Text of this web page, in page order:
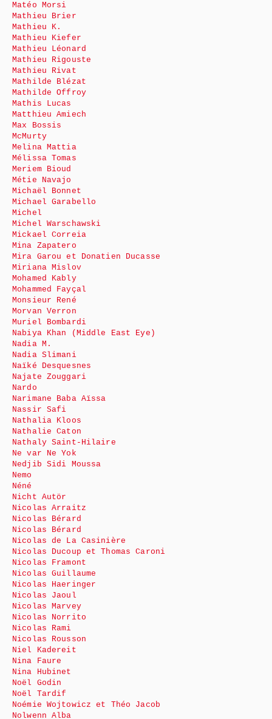
Matéo Morsi
Mathieu Brier
Mathieu K.
Mathieu Kiefer
Mathieu Léonard
Mathieu Rigouste
Mathieu Rivat
Mathilde Blézat
Mathilde Offroy
Mathis Lucas
Matthieu Amiech
Max Bossis
McMurty
Melina Mattia
Mélissa Tomas
Meriem Bioud
Métie Navajo
Michaël Bonnet
Michael Garabello
Michel
Michel Warschawski
Mickael Correia
Mina Zapatero
Mira Garou et Donatien Ducasse
Miriana Mislov
Mohamed Kably
Mohammed Fayçal
Monsieur René
Morvan Verron
Muriel Bombardi
Nabiya Khan (Middle East Eye)
Nadia M.
Nadia Slimani
Naïké Desquesnes
Najate Zouggari
Nardo
Narimane Baba Aïssa
Nassir Safi
Nathalia Kloos
Nathalie Caton
Nathaly Saint-Hilaire
Ne var Ne Yok
Nedjib Sidi Moussa
Nemo
Néné
Nicht Autör
Nicolas Arraitz
Nicolas Bérard
Nicolas Bérard
Nicolas de La Casinière
Nicolas Ducoup et Thomas Caroni
Nicolas Framont
Nicolas Guillaume
Nicolas Haeringer
Nicolas Jaoul
Nicolas Marvey
Nicolas Norrito
Nicolas Rami
Nicolas Rousson
Niel Kadereit
Nina Faure
Nina Hubinet
Noël Godin
Noël Tardif
Noémie Wojtowicz et Théo Jacob
Nolwenn Alba